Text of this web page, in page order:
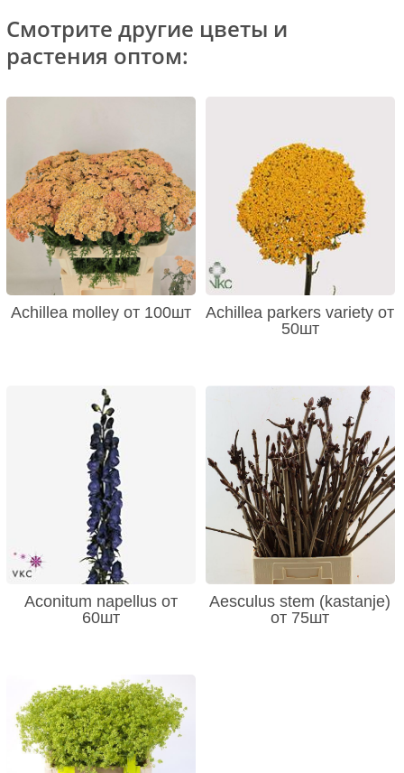
Смотрите другие цветы и
растения оптом:
Achillea molley от 100шт
Achillea parkers variety от
50шт
Aconitum napellus от
60шт
Aesculus stem (kastanje)
от 75шт